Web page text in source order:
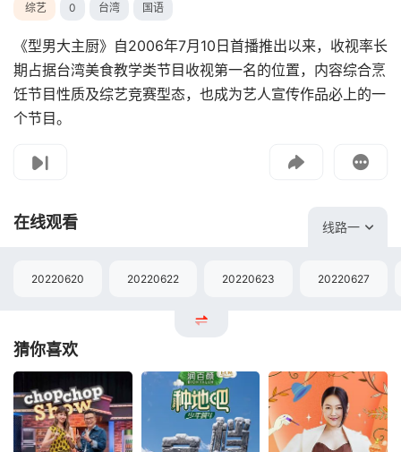
综艺 0 台湾 国语
《型男大主厨》自2006年7月10日首播推出以来，收视率长
期占据台湾美食教学类节目收视第一名的位置，内容综合烹
饪节目性质及综艺竞赛型态，也成为艺人宣传作品必上的一
个节目。
如遇无法播放请提交给我们
在线观看 线路一
20220620 20220622 20220623 20220627
猜你喜欢